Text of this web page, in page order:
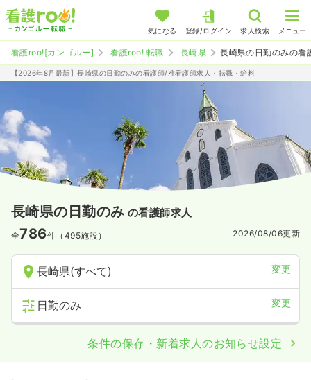
気になる 登録/ログイン 求人検索 メニュー
看護roo![カンゴルー] 看護roo! 転職 長崎県 長崎県の日勤のみの看
【2026年8月最新】長崎県の日勤のみの看護師/准看護師求人・転職・給料
長崎県の日勤のみ の看護師求人
全786件（495施設） 2026/08/06更新
長崎県(すべて) 変更
日勤のみ 変更
条件の保存・新着求人のお知らせ設定